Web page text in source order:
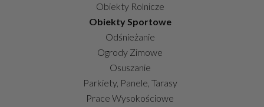
Obiekty Rolnicze
Obiekty Sportowe
Odśnieżanie
Ogrody Zimowe
Osuszanie
Parkiety, Panele, Tarasy
Prace Wysokościowe